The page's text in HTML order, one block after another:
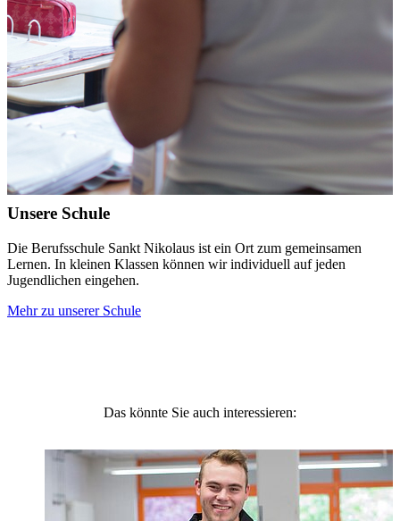
Unsere Schule
Die Berufsschule Sankt Nikolaus ist ein Ort zum gemeinsamen
Lernen. In kleinen Klassen können wir individuell auf jeden
Jugendlichen eingehen.
Mehr zu unserer Schule
Das könnte Sie auch interessieren: